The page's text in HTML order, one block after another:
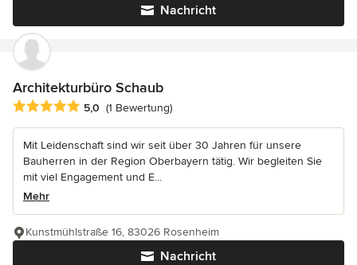
Nachricht
Architekturbüro Schaub
Durchschnittliche Bewertung: 5 von 5 Sternen
5,0 (1 Bewertung)
Mit Leidenschaft sind wir seit über 30 Jahren für unsere
Bauherren in der Region Oberbayern tätig. Wir begleiten Sie
mit viel Engagement und E...
Mehr
Nachricht
Kunstmühlstraße 16, 83026 Rosenheim